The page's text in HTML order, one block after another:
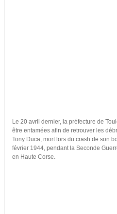
Le 20 avril dernier, la préfecture de
être entamées afin de retrouver les
Tony Duca, mort lors du crash de son
février 1944, pendant la Seconde
en Haute Corse.